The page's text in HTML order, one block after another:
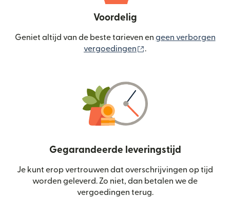
Voordelig
Geniet altijd van de beste tarieven en geen verborgen
vergoedingen
.
Gegarandeerde leveringstijd
Je kunt erop vertrouwen dat overschrijvingen op tijd
worden geleverd. Zo niet, dan betalen we de
vergoedingen terug.